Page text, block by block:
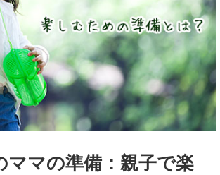
ママの準備：親子で楽